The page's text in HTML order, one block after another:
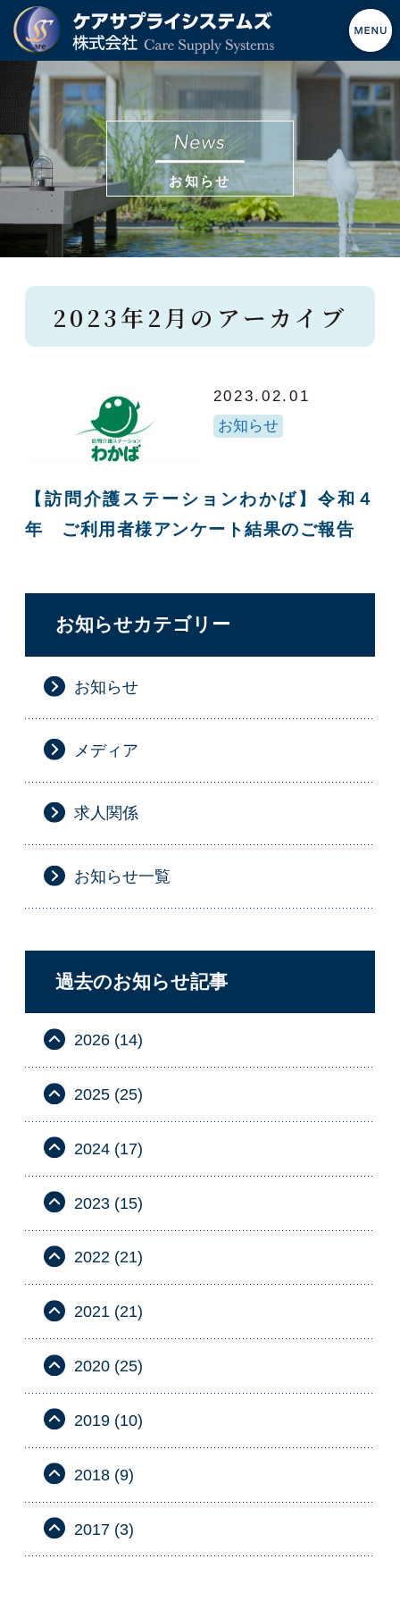
お知らせ
2023年2月のアーカイブ
2023.02.01
お知らせ
【訪問介護ステーションわかば】令和４
年 ご利用者様アンケート結果のご報告
お知らせカテゴリー
お知らせ
メディア
求人関係
お知らせ一覧
過去のお知らせ記事
2026 (14)
2025 (25)
2024 (17)
2023 (15)
2022 (21)
2021 (21)
2020 (25)
2019 (10)
2018 (9)
2017 (3)